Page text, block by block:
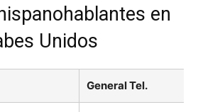
en
Unidos
General Tel.